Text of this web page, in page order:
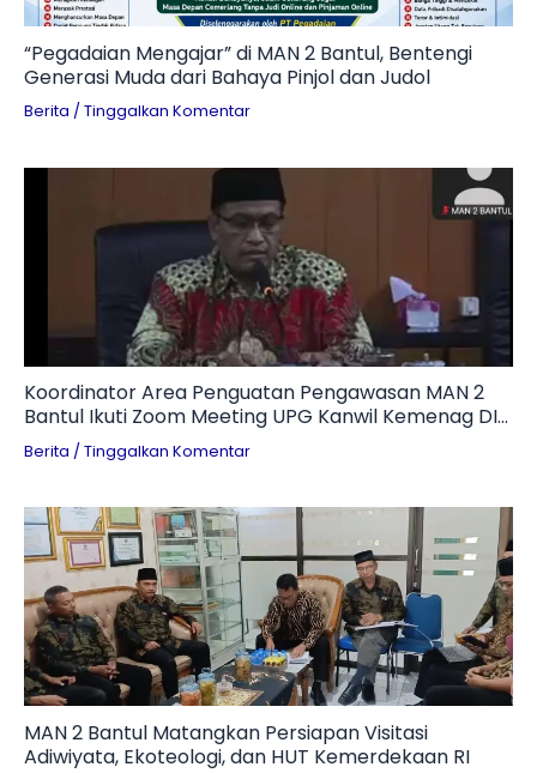
“Pegadaian Mengajar” di MAN 2 Bantul, Bentengi
Generasi Muda dari Bahaya Pinjol dan Judol
Berita / Tinggalkan Komentar
Koordinator Area Penguatan Pengawasan MAN 2
Bantul Ikuti Zoom Meeting UPG Kanwil Kemenag DIY,
Kakanwil Ingatkan Bahaya Gratifikasi Berkedok
Hadiah
Berita / Tinggalkan Komentar
MAN 2 Bantul Matangkan Persiapan Visitasi
Adiwiyata, Ekoteologi, dan HUT Kemerdekaan RI